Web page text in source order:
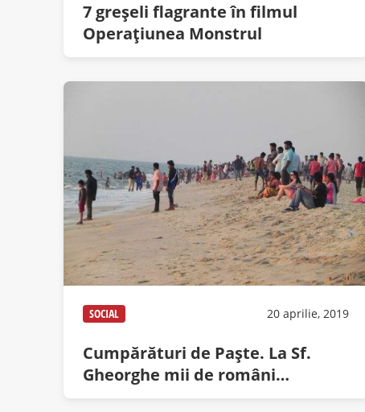
7 greșeli flagrante în filmul
Operațiunea Monstrul
SOCIAL 20 aprilie, 2019
Cumpărături de Paşte. La Sf.
Gheorghe mii de români
aşteaptă şalupa cu făină din